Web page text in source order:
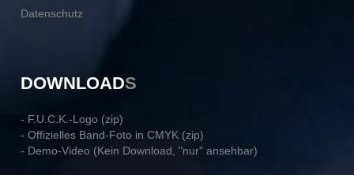
Datenschutz
DOWNLOADS
- F.U.C.K.-Logo (zip)
- Offizielles Band-Foto in CMYK (zip)
- Demo-Video (Kein Download, "nur" ansehbar)